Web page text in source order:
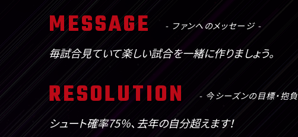
ファンへのメッセージ
毎試合見ていて楽しい試合を一緒に作りましょう。
今シーズンの目標・抱負
シュート確率75％、去年の自分超えます！